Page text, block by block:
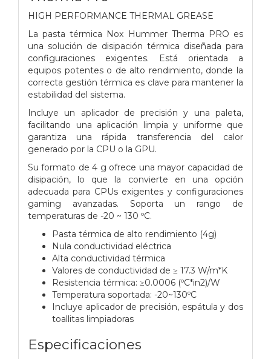
HIGH PERFORMANCE THERMAL GREASE
La pasta térmica Nox Hummer Therma PRO es
una solución de disipación térmica diseñada para
configuraciones exigentes. Está orientada a
equipos potentes o de alto rendimiento, donde la
correcta gestión térmica es clave para mantener la
estabilidad del sistema.
Incluye un aplicador de precisión y una paleta,
facilitando una aplicación limpia y uniforme que
garantiza una rápida transferencia del calor
generado por la CPU o la GPU.
Su formato de 4 g ofrece una mayor capacidad de
disipación, lo que la convierte en una opción
adecuada para CPUs exigentes y configuraciones
gaming avanzadas. Soporta un rango de
temperaturas de -20 ~ 130 ºC.
Pasta térmica de alto rendimiento (4g)
Nula conductividad eléctrica
Alta conductividad térmica
Valores de conductividad de ≥ 17.3 W/m*K
Resistencia térmica: ≥0.0006 (ºC*in2)/W
Temperatura soportada: -20~130ºC
Incluye aplicador de precisión, espátula y dos
toallitas limpiadoras
Especificaciones